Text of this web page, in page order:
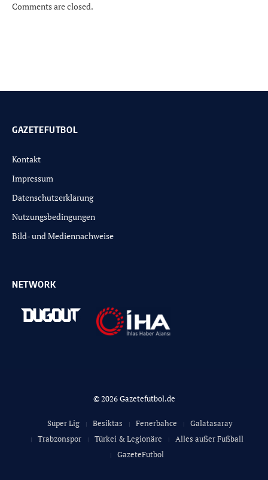
Comments are closed.
GAZETEFUTBOL
Kontakt
Impressum
Datenschutzerklärung
Nutzungsbedingungen
Bild- und Mediennachweise
NETWORK
© 2026 Gazetefutbol.de
Süper Lig Besiktas Fenerbahce
Galatasaray
Trabzonspor
Türkei & Legionäre
Alles außer Fußball
GazeteFutbol